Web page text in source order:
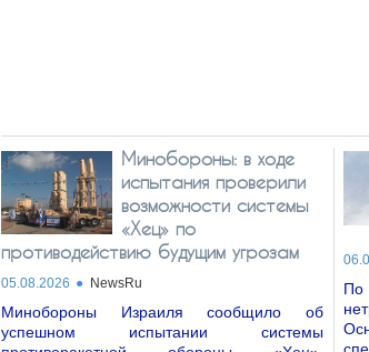
Минобороны: в ходе
испытания проверили
возможности системы
«Хец» по
противодействию будущим угрозам
05.08.2026 NewsRu
Минобороны Израиля сообщило об
успешном испытании системы
По